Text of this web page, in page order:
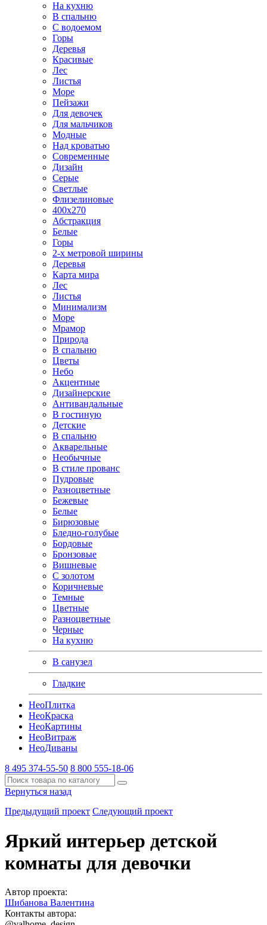
На кухню
В спальню
С водоемом
Горы
Деревья
Красивые
Лес
Листья
Море
Пейзажи
Для девочек
Для мальчиков
Модные
Над кроватью
Современные
Дизайн
Серые
Светлые
Флизелиновые
400х270
Абстракция
Белые
Горы
2-х метровой ширины
Деревья
Карта мира
Лес
Листья
Минимализм
Море
Мрамор
Природа
В спальню
Цветы
Небо
Акцентные
Дизайнерские
Антивандальные
В гостиную
Детские
В спальню
Акварельные
Необычные
В стиле прованс
Пудровые
Разноцветные
Бежевые
Белые
Бирюзовые
Бледно-голубые
Бордовые
Бронзовые
Вишневые
С золотом
Коричневые
Темные
Цветные
Разноцветные
Черные
На кухню
В санузел
Гладкие
НеоПлитка
НеоКраска
НеоКартины
НеоВитраж
НеоДиваны
8 495 374-55-50 8 800 555-18-06
Вернуться назад
Предыдущий проект Следующий проект
Яркий интерьер детской
комнаты для девочки
Автор проекта:
Шибанова Валентина
Контакты автора: